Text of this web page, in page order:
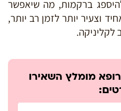
חודשים להיספג ברקמות, מה שיאפשר
וצעיר יותר לזמן רב יותר,
לקליניקה.
מומלץ השאירו